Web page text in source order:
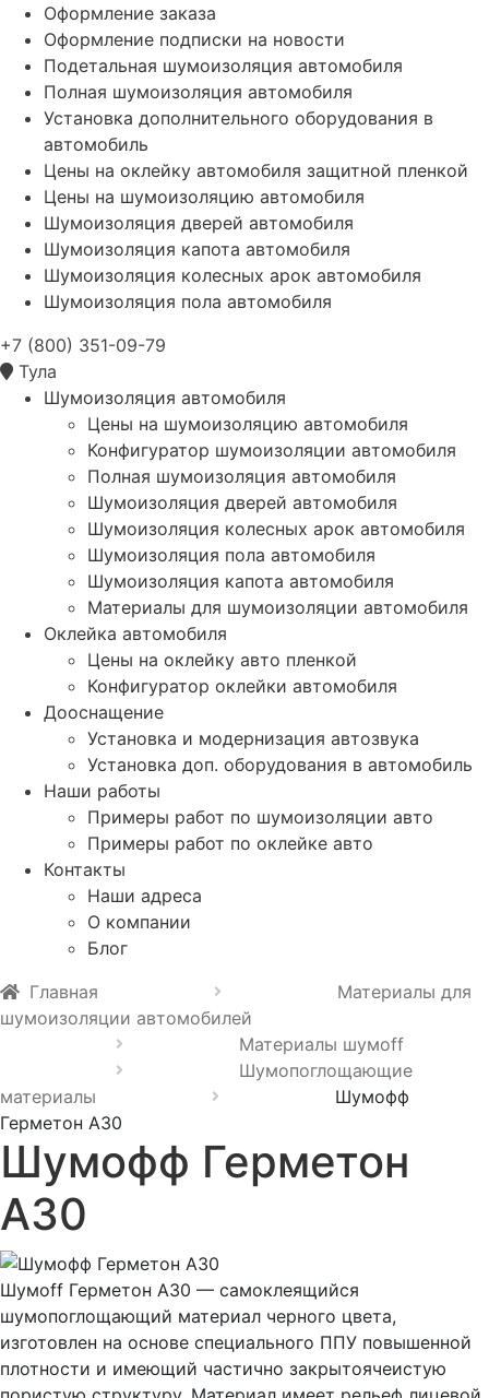
Оформление заказа
Оформление подписки на новости
Подетальная шумоизоляция автомобиля
Полная шумоизоляция автомобиля
Установка дополнительного оборудования в
автомобиль
Цены на оклейку автомобиля защитной пленкой
Цены на шумоизоляцию автомобиля
Шумоизоляция дверей автомобиля
Шумоизоляция капота автомобиля
Шумоизоляция колесных арок автомобиля
Шумоизоляция пола автомобиля
+7 (800) 351-09-79
Тула
Шумоизоляция автомобиля
Цены на шумоизоляцию автомобиля
Конфигуратор шумоизоляции автомобиля
Полная шумоизоляция автомобиля
Шумоизоляция дверей автомобиля
Шумоизоляция колесных арок автомобиля
Шумоизоляция пола автомобиля
Шумоизоляция капота автомобиля
Материалы для шумоизоляции автомобиля
Оклейка автомобиля
Цены на оклейку авто пленкой
Конфигуратор оклейки автомобиля
Дооснащение
Установка и модернизация автозвука
Установка доп. оборудования в автомобиль
Наши работы
Примеры работ по шумоизоляции авто
Примеры работ по оклейке авто
Контакты
Наши адреса
О компании
Блог
Главная
Материалы для
шумоизоляции автомобилей
Материалы шумoff
Шумопоглощающие
материалы
Шумофф
Герметон А30
Шумофф Герметон
А30
Шумоff Герметон А30 — самоклеящийся
шумопоглощающий материал черного цвета,
изготовлен на основе специального ППУ повышенной
плотности и имеющий частично закрытоячеистую